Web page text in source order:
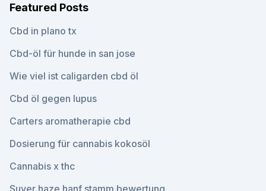
Featured Posts
Cbd in plano tx
Cbd-öl für hunde in san jose
Wie viel ist caligarden cbd öl
Cbd öl gegen lupus
Carters aromatherapie cbd
Dosierung für cannabis kokosöl
Cannabis x thc
Suver haze hanf stamm bewertung